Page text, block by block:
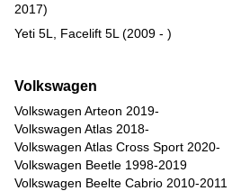
2017)
Yeti 5L, Facelift 5L (2009 - )
Volkswagen
Volkswagen Arteon 2019-
Volkswagen Atlas 2018-
Volkswagen Atlas Cross Sport 2020-
Volkswagen Beetle 1998-2019
Volkswagen Beelte Cabrio 2010-2011